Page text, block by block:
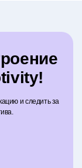
и следить за